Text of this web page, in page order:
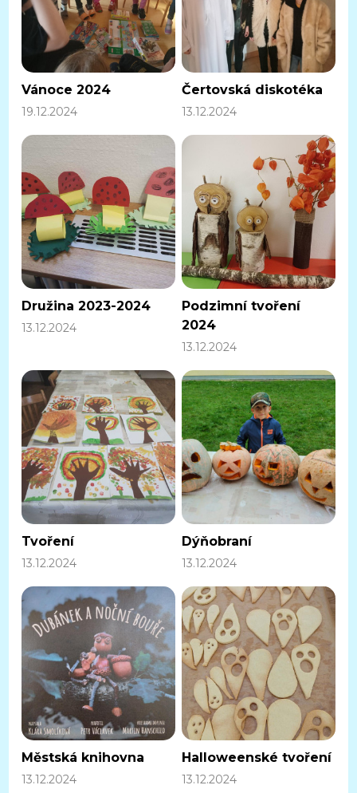
Vánoce 2024
19.12.2024
Čertovská diskotéka
13.12.2024
Družina 2023-2024
13.12.2024
Podzimní tvoření
2024
13.12.2024
Tvoření
13.12.2024
Dýňobraní
13.12.2024
Městská knihovna
13.12.2024
Halloweenské tvoření
13.12.2024